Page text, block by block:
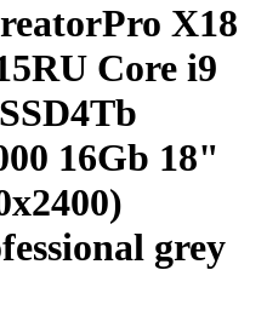
X18
Core i9
16Gb 18"
grey